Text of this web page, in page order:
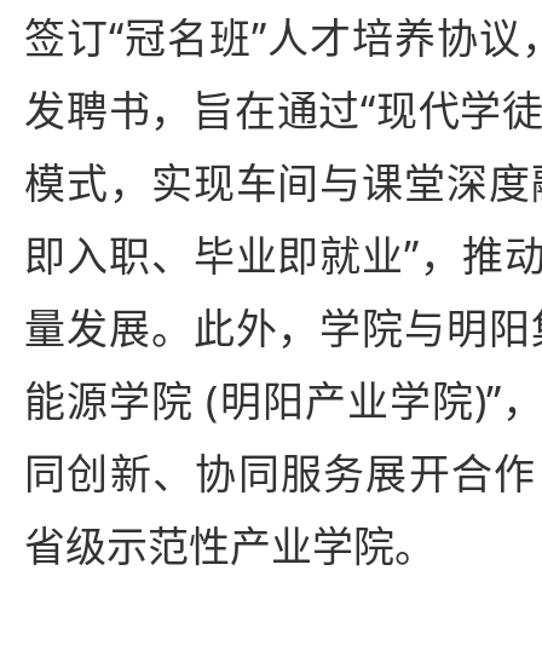
签订“冠名班”人才培养协
发聘书，旨在通过“现代学
模式，实现车间与课堂深
即入职、毕业即就业”，推
量发展。此外，学院与明
能源学院 (明阳产业学院)”
同创新、协同服务展开合
省级示范性产业学院。